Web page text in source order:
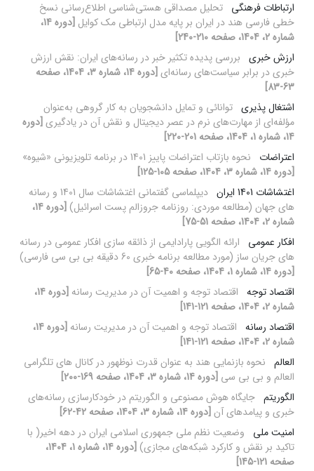
ارتباطات فرهنگی تحلیل مصداقی هستی‌شناسی اطلاع‌رسانی نسخ
خطی فارسی هند در ایران بر پایه مدل ارتباطی مک کوایل
[دوره 14،
شماره 2، 1404، صفحه 210-240]
ارزش خبری بررسی پدیده تکثیر خبر در رسانه‌های ایران: نقش ارزش
خبری در برابر سیاست‌های رسانه‌ای
[دوره 14، شماره 3، 1404، صفحه
63-83]
اشتغال پذیری توانائی و تمایل دانشجویان به کار گروهی به‌عنوان
مؤلفه‌ای از مهارت‌های نرم در عصر دیجیتال و نقش آن در یادگیری [دوره
14، شماره 1، 1404، صفحه 201-220]
اعتراضات
نحوه بازتاب اعتراضات پاییز 1401 در برنامه تلویزیونی «شیوه»
[دوره 14، شماره 3، 1404، صفحه 105-125]
اغتشاشات 1401 ایران
دیپلماسی گفتمانی اغتشاشات سال 1401 و رسانه
های جهان (مطالعه موردی: روزنامه جروزالم پست اسرائیل)
[دوره 14،
شماره 2، 1404، صفحه 51-75]
افکار عمومی
ارائه الگویی پارادایمی از ذائقه سازی افکار عمومی در رسانه
های جریان ساز (مورد مطالعه برنامه خبری 60 دقیقه بی بی سی فارسی)
[دوره 14، شماره 1، 1404، صفحه 40-65]
اقتصاد توجه اقتصاد توجه و اهمیت آن در مدیریت رسانه
[دوره 14،
شماره 2، 1404، صفحه 121-141]
اقتصاد رسانه اقتصاد توجه و اهمیت آن در مدیریت رسانه
[دوره 14،
شماره 2، 1404، صفحه 121-141]
العالم نحوه بازنمایی هند به عنوان قدرت نوظهور در کانال های تلگرامی
العالم و بی بی سی [دوره 14، شماره 3، 1404، صفحه 169-200]
الگوریتم جایگاه هوش مصنوعی و الگوریتم در خودکارسازی رسانه‌های
خبری و پیامدهای آن [دوره 14، شماره 3، 1404، صفحه 42-62]
امنیت ملی
وضعیت نظم ملی جمهوری اسلامی ایران در دهه اخیر( با
تاکید بر نقش و کارکرد شبکه‌های مجازی)
[دوره 14، شماره 1، 1404،
صفحه 121-145]